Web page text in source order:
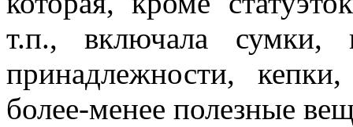
т.п., включала сумки,
принадлежности,
более-менее полезные